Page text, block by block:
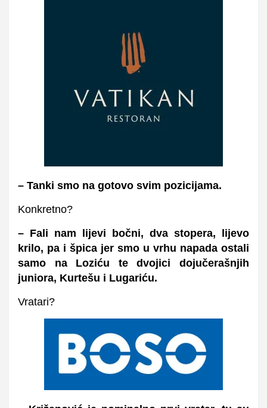
– Tanki smo na gotovo svim pozicijama.
Konkretno?
– Fali nam lijevi bočni, dva stopera, lijevo
krilo, pa i špica jer smo u vrhu napada ostali
samo na Loziću te dvojici dojučerašnjih
juniora, Kurtešu i Lugariću.
Vratari?